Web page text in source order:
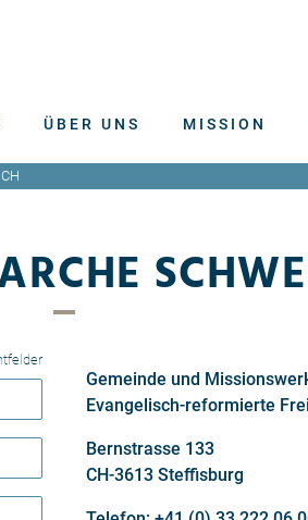
ÜBER UNS MISSION
Gemeinde und
Evangelisch-reformierte
Bernstrasse 133
CH-3613 Steffisburg